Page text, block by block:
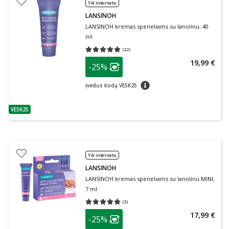
patarimas
VESK25
Tik internetu
LANSINOH
LANSINOH kremas speneliams su lanolinu, 40
ml
(22)
Vidutinis įvertinimas 5.00
patarimas
Lojalumo klubo narių nuolaida
-25%
Įvedus kodą VESK25 patarimas
19,99 €
Tik internetu
LANSINOH
LANSINOH kremas speneliams su lanolinu MINI,
7 ml
(3)
Vidutinis įvertinimas 5.00
patarimas
Lojalumo klubo narių nuolaida
-25% 17,99 €